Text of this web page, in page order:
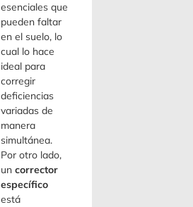
esenciales que
pueden faltar
en el suelo, lo
cual lo hace
ideal para
corregir
deficiencias
variadas de
manera
simultánea.
Por otro lado,
un corrector
específico
está